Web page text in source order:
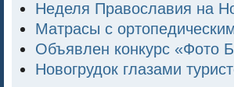
Неделя Православия на
Матрасы с
Объявлен конкурс «Фото
Новогрудок глазами